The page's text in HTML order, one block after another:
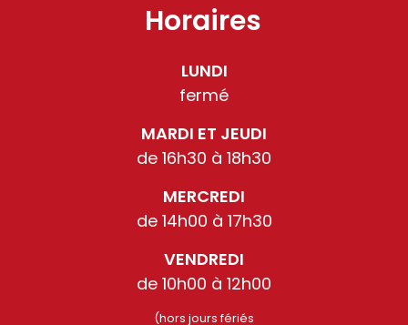
Horaires
LUNDI
fermé
MARDI ET JEUDI
de 16h30 à 18h30
MERCREDI
de 14h00 à 17h30
VENDREDI
de 10h00 à 12h00
(hors jours fériés